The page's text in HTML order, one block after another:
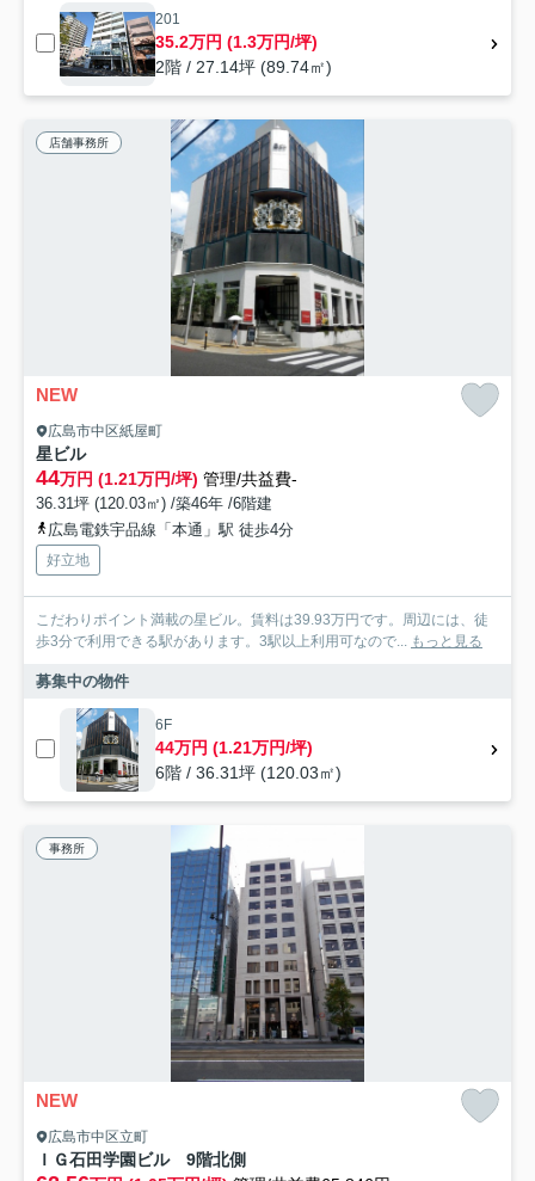
201
35.2万円 (1.3万円/坪)
2階 / 27.14坪 (89.74㎡)
店舗事務所
NEW
広島市中区紙屋町
星ビル
44万円 (1.21万円/坪) 管理/共益費-
36.31坪 (120.03㎡) /築46年 /6階建
広島電鉄宇品線「本通」駅 徒歩4分
好立地
こだわりポイント満載の星ビル。賃料は39.93万円です。周辺には、徒
歩3分で利用できる駅があります。3駅以上利用可なので...
もっと見る
募集中の物件
6F
44万円 (1.21万円/坪)
6階 / 36.31坪 (120.03㎡)
事務所
NEW
広島市中区立町
ＩＧ石田学園ビル 9階北側